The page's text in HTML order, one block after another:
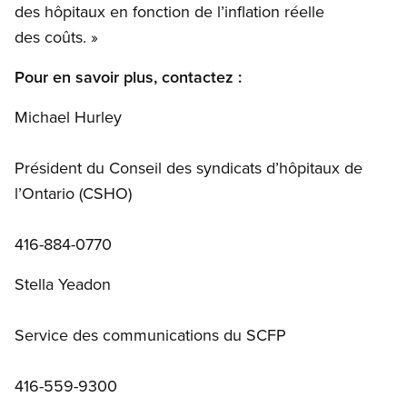
des hôpitaux en fonction de l’inflation réelle
des coûts. »
Pour en savoir plus, contactez :
Michael Hurley
Président du Conseil des syndicats d’hôpitaux de
l’Ontario (CSHO)
416-884-0770
Stella Yeadon
Service des communications du SCFP
416-559-9300